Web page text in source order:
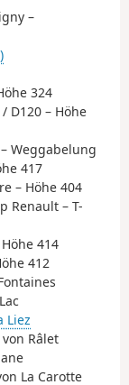
–
324
D120 – Höhe
Weggabelung
417
– Höhe 404
Renault – T-
414
412
Liez
Râlet
La Carotte